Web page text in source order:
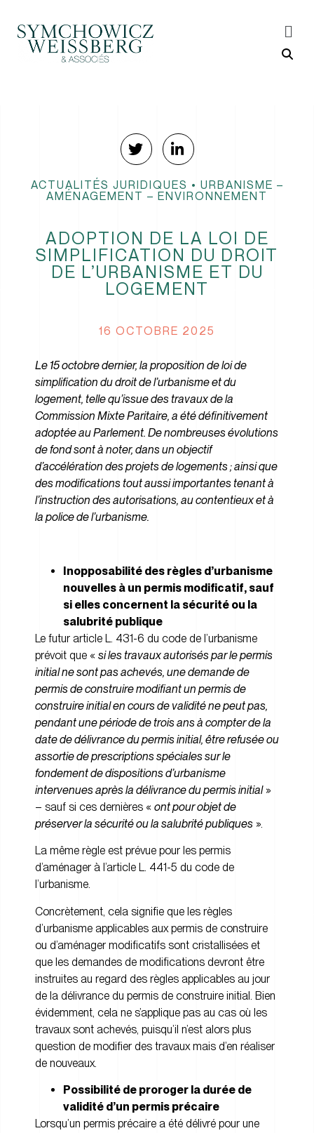
ACTUALITÉS JURIDIQUES • URBANISME –
AMÉNAGEMENT – ENVIRONNEMENT
ADOPTION DE LA LOI DE
SIMPLIFICATION DU DROIT
DE L’URBANISME ET DU
LOGEMENT
16 OCTOBRE 2025
Le 15 octobre dernier, la proposition de loi de
simplification du droit de l’urbanisme et du
logement, telle qu’issue des travaux de la
Commission Mixte Paritaire, a été définitivement
adoptée au Parlement. De nombreuses évolutions
de fond sont à noter, dans un objectif
d’accélération des projets de logements ; ainsi que
des modifications tout aussi importantes tenant à
l’instruction des autorisations, au contentieux et à
la police de l’urbanisme.
Inopposabilité des règles d’urbanisme
nouvelles à un permis modificatif, sauf
si elles concernent la sécurité ou la
salubrité publique
Le futur article L. 431-6 du code de l’urbanisme
prévoit que « si les travaux autorisés par le permis
initial ne sont pas achevés, une demande de
permis de construire modifiant un permis de
construire initial en cours de validité ne peut pas,
pendant une période de trois ans à compter de la
date de délivrance du permis initial, être refusée ou
assortie de prescriptions spéciales sur le
fondement de dispositions d’urbanisme
intervenues après la délivrance du permis initial»
– sauf si ces dernières « ont pour objet de
préserver la sécurité ou la salubrité publiques ».
La même règle est prévue pour les permis
d’aménager à l’article L. 441-5 du code de
l’urbanisme.
Concrètement, cela signifie que les règles
d’urbanisme applicables aux permis de construire
ou d’aménager modificatifs sont cristallisées et
que les demandes de modifications devront être
instruites au regard des règles applicables au jour
de la délivrance du permis de construire initial. Bien
évidemment, cela ne s’applique pas au cas où les
travaux sont achevés, puisqu’il n’est alors plus
question de modifier des travaux mais d’en réaliser
de nouveaux.
Possibilité de proroger la durée de
validité d’un permis précaire
Lorsqu’un permis précaire a été délivré pour une